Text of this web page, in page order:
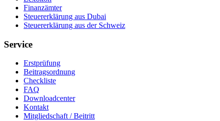
Finanzämter
Steuererklärung aus Dubai
Steuererklärung aus der Schweiz
Service
Erstprüfung
Beitragsordnung
Checkliste
FAQ
Downloadcenter
Kontakt
Mitgliedschaft / Beitritt